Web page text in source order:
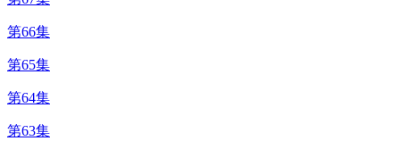
第66集
第65集
第64集
第63集